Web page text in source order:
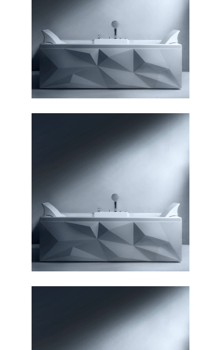
وان دایموند ۱۶۰
وان دایموند ۱۷۰